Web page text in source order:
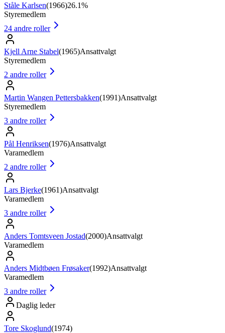
Ståle Karlsen(1966)26.1%
Styremedlem
24 andre roller
Kjell Arne Stabel(1965)Ansattvalgt
Styremedlem
2 andre roller
Martin Wangen Pettersbakken(1991)Ansattvalgt
Styremedlem
3 andre roller
Pål Henriksen(1976)Ansattvalgt
Varamedlem
2 andre roller
Lars Bjerke(1961)Ansattvalgt
Varamedlem
3 andre roller
Anders Tomtsveen Jostad(2000)Ansattvalgt
Varamedlem
Anders Midtbøen Frøsaker(1992)Ansattvalgt
Varamedlem
3 andre roller
Daglig leder
Tore Skoglund(1974)